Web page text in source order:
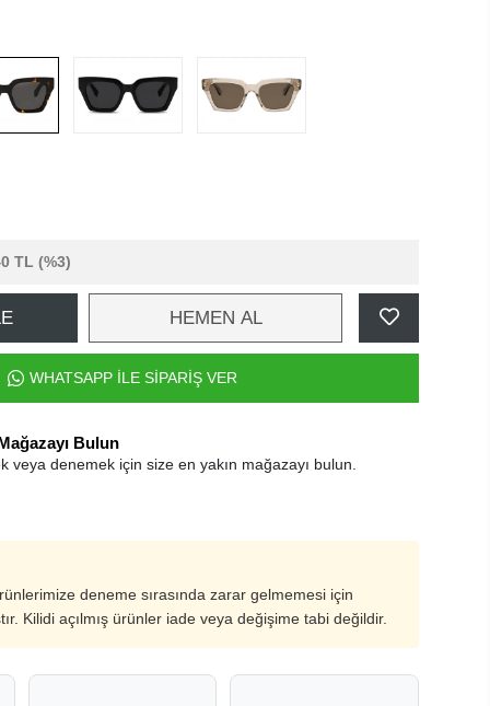
TL (%3)
HEMEN AL
WHATSAPP İLE SİPARİŞ VER
Bulun
veya denemek için size en yakın mağazayı bulun.
deneme sırasında zarar gelmemesi için
Kilidi açılmış ürünler iade veya değişime tabi değildir.